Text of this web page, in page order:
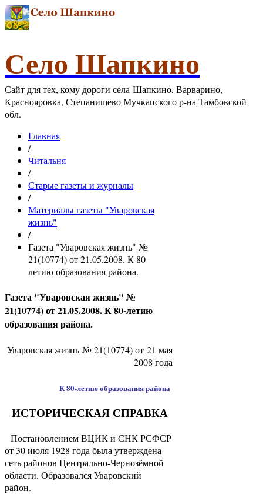
Село Шапкино
Сайт для тех, кому дороги села Шапкино, Варварино,
Краснояровка, Степанищево Мучкапского р-на Тамбовской
обл.
Главная
/
Читальня
/
Старые газеты и журналы
/
Материалы газеты "Уваровская
жизнь"
/
Газета "Уваровская жизнь" №
21(10774) от 21.05.2008. К 80-
летию образования района.
Газета "Уваровская жизнь" №
21(10774) от 21.05.2008. К 80-летию
образования района.
Уваровская жизнь № 21(10774) от 21 мая
2008 года
К 80-летию образования района
ИСТОРИЧЕСКАЯ СПРАВКА
Постановлением ВЦИК и СНК РСФСР
от 30 июля 1928 года была утверждена
сеть районов Центрально-Чернозёмной
области. Образовался Уваровский
район.